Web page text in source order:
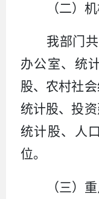
（二）
我部门
办公室、统
股、农村社
统计股、投
统计股、人
位。
（三）